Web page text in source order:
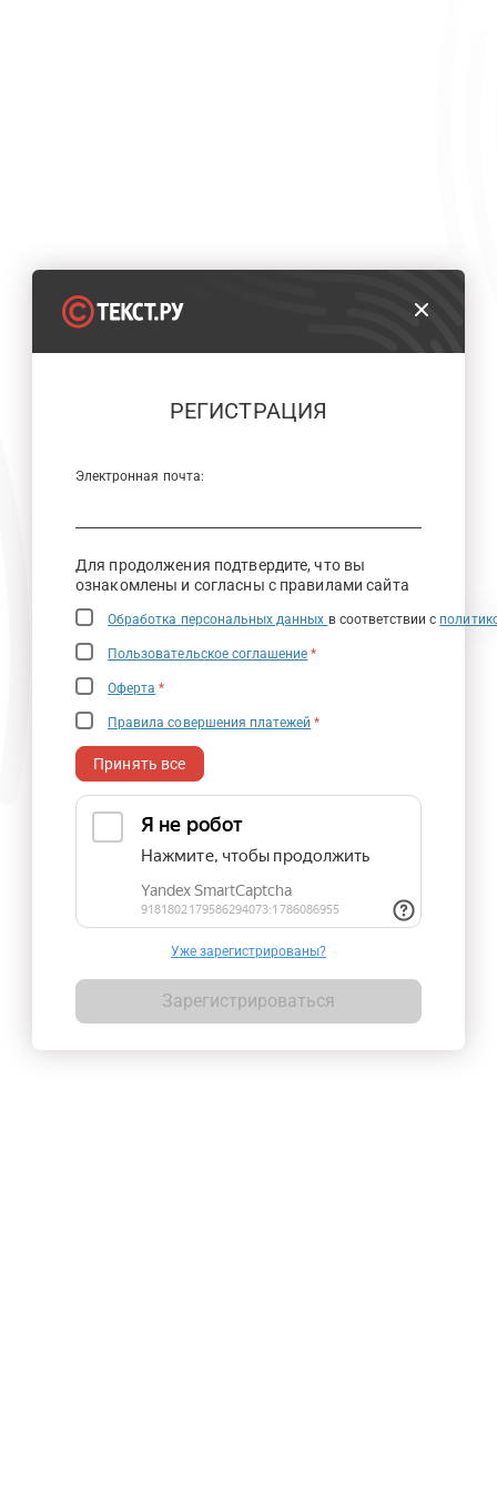
РЕГИСТРАЦИЯ
Электронная почта:
Для продолжения подтвердите, что вы
ознакомлены и согласны с правилами сайта
Обработка персональных данных в соответствии с
Пользовательское соглашение *
Оферта *
Правила совершения платежей *
Принять все
Уже зарегистрированы?
Зарегистрироваться